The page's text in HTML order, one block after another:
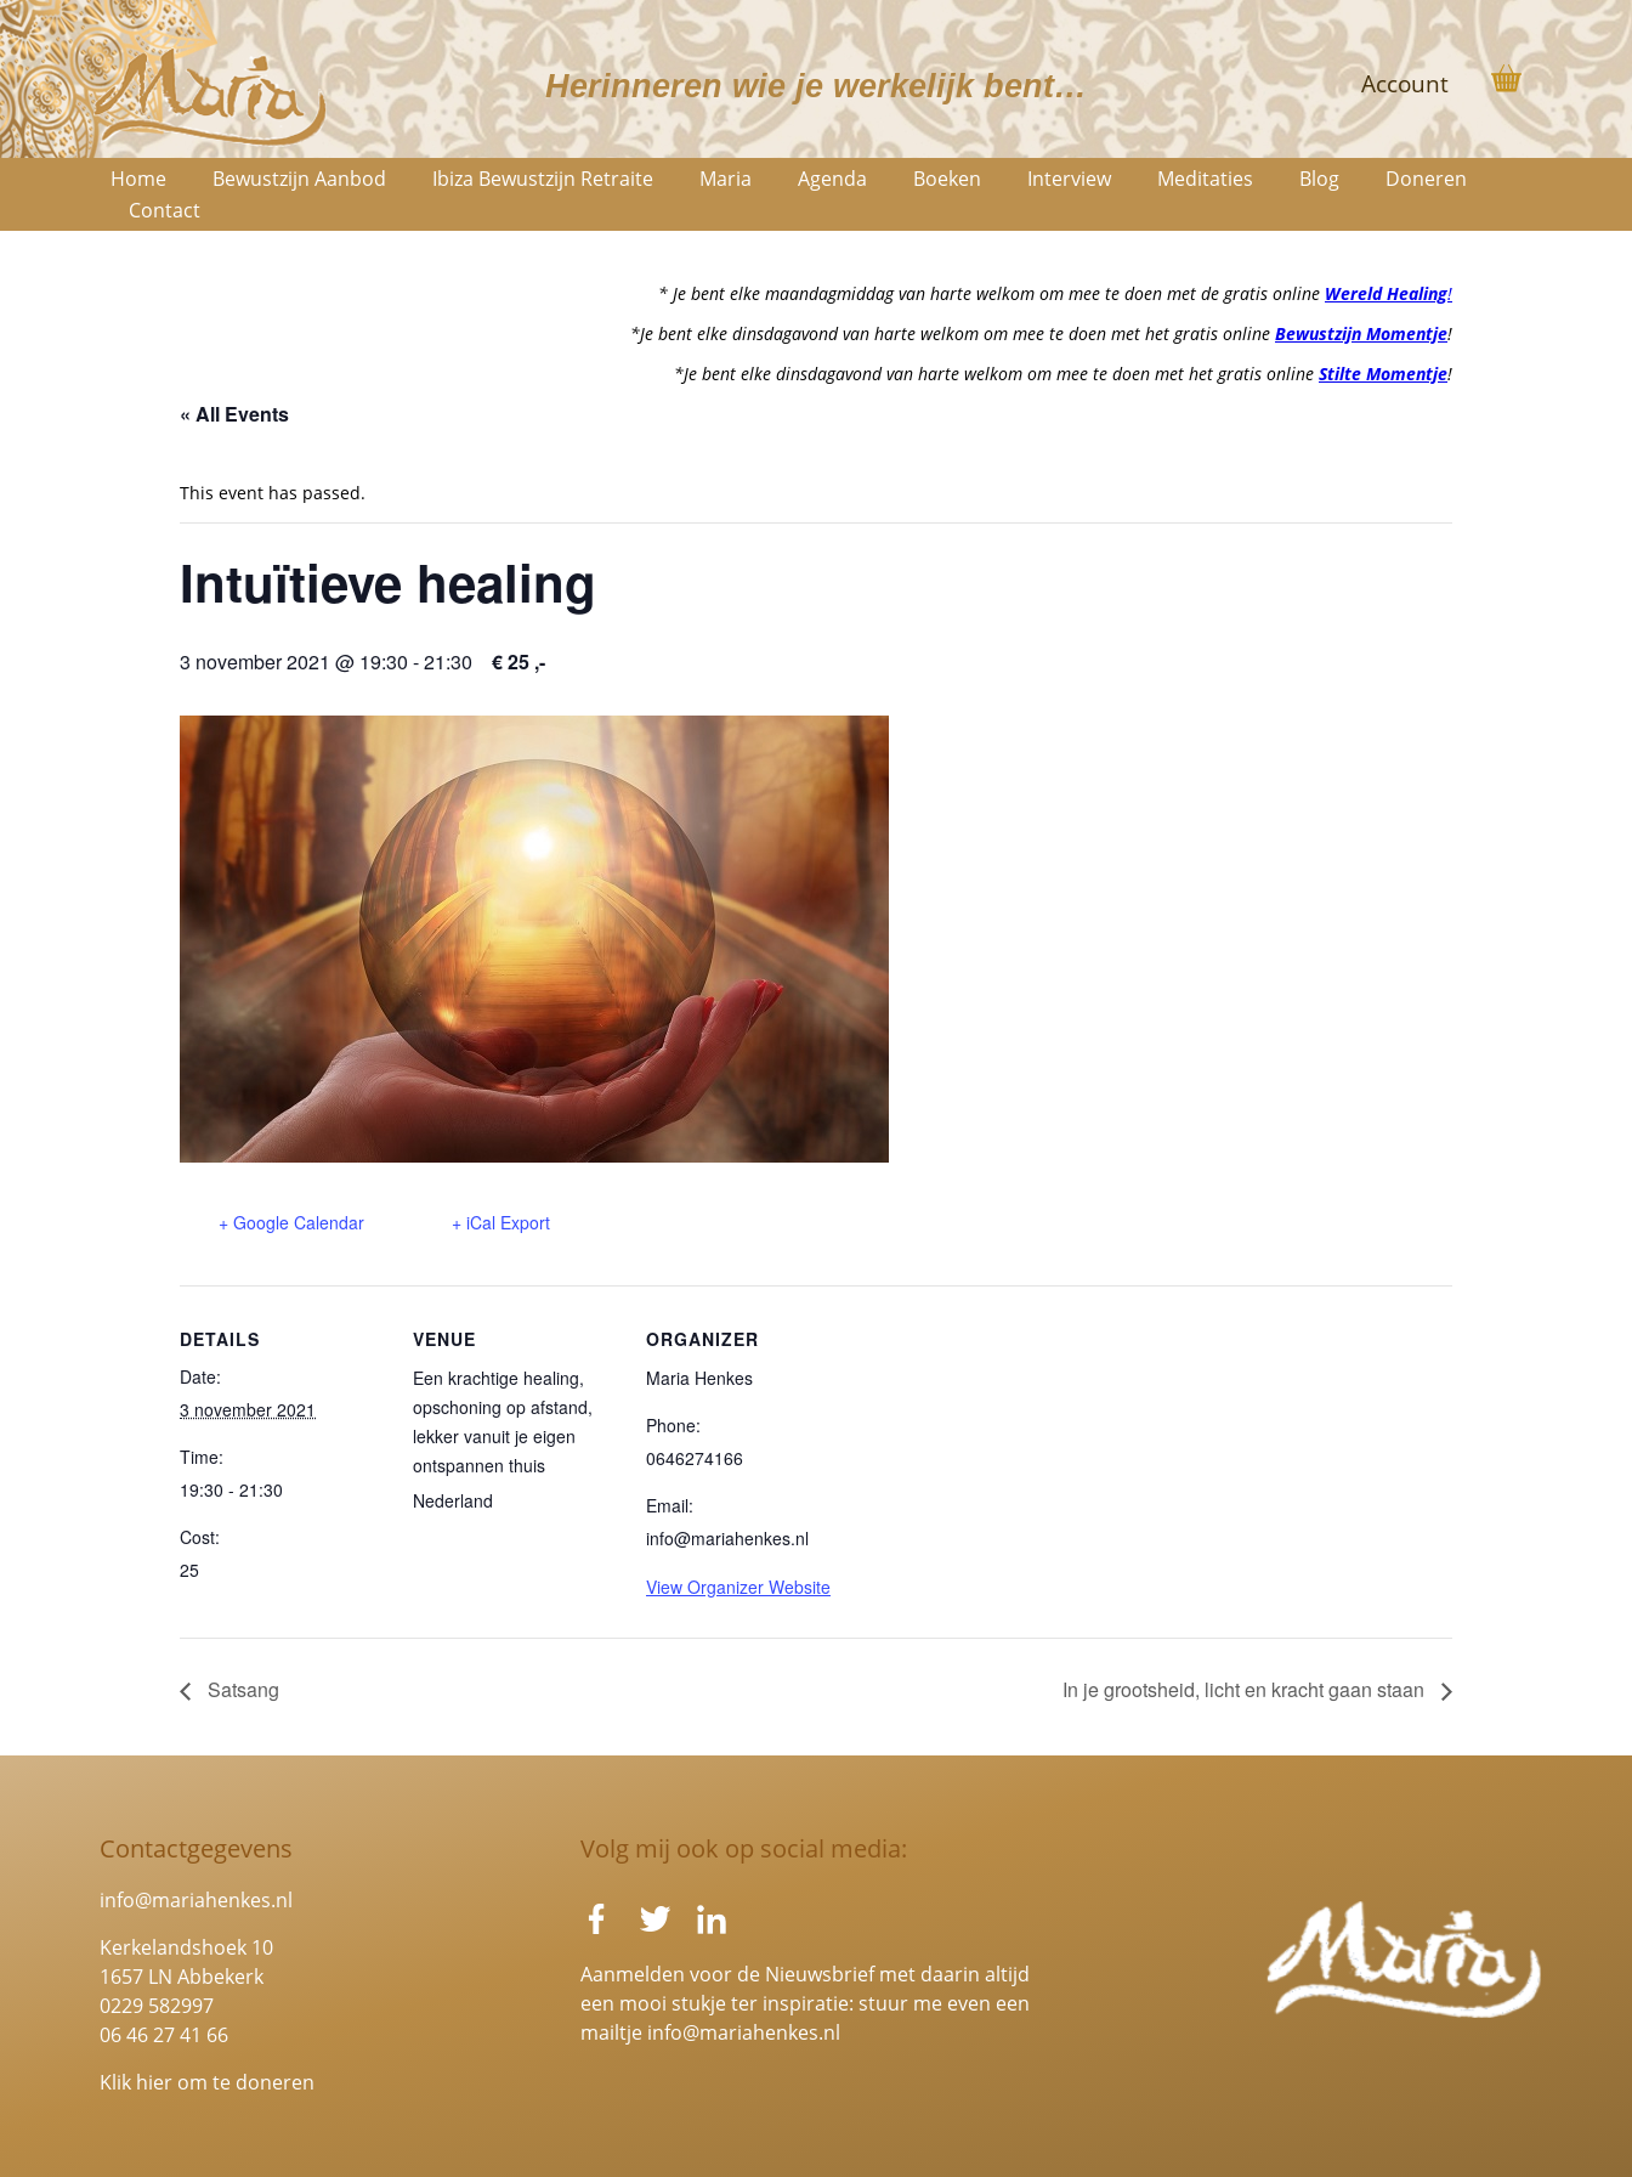
Herinneren wie je werkelijk bent… Account
Home Bewustzijn Aanbod Ibiza Bewustzijn Retraite Maria Agenda Boeken Interview Meditaties Blog
Doneren
Contact
* Je bent elke maandagmiddag van harte welkom om mee te doen met de gratis online Wereld Healing!
*Je bent elke dinsdagavond van harte welkom om mee te doen met het gratis online Bewustzijn Momentje!
*Je bent elke dinsdagavond van harte welkom om mee te doen met het gratis online Stilte Momentje!
« All Events
This event has passed.
Intuïtieve healing
3 november 2021 @ 19:30 -21:30 € 25 ,-
+ Google Calendar + iCal Export
DETAILS
Date:
3 november 2021
Time:
19:30 - 21:30
Cost:
25
VENUE
Een krachtige healing,
opschoning op afstand,
lekker vanuit je eigen
ontspannen thuis
Nederland
ORGANIZER
Maria Henkes
Phone:
0646274166
Email:
info@mariahenkes.nl
View Organizer Website
Satsang In je grootsheid, licht en kracht gaan staan
Contactgegevens
info@mariahenkes.nl
Kerkelandshoek 10
1657 LN Abbekerk
0229 582997
06 46 27 41 66
Klik hier om te doneren
Volg mij ook op social media:
Aanmelden voor de Nieuwsbrief met daarin altijd
een mooi stukje ter inspiratie: stuur me even een
mailtje info@mariahenkes.nl